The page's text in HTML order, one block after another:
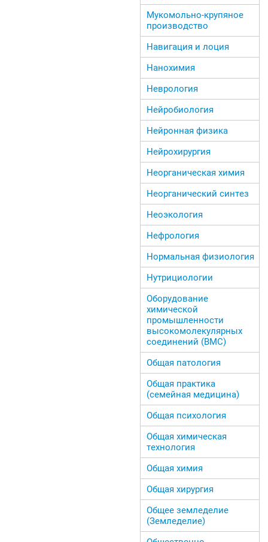
Мукомольно-крупяное
производство
Навигация и лоция
Нанохимия
Неврология
Нейробиология
Нейронная физика
Нейрохирургия
Неорганическая химия
Неорганический синтез
Неоэкология
Нефрология
Нормальная физиология
Нутрициологии
Оборудование
химической
промышленности
высокомолекулярных
соединений (ВМС)
Общая патология
Общая практика
(семейная медицина)
Общая психология
Общая химическая
технология
Общая химия
Общая хирургия
Общее земледелие
(Земледелие)